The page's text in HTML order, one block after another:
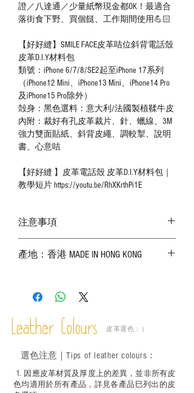
證／八達通／少量紙幣現金都OK！最適合
落街食下野、買個餸、工作期間使用💪🏻
【好好縫】SMILE FACE皮革咭位斜背電話殼
皮革D.I.Y材料包
類號：iPhone 6/7/8/SE2起至iPhone 17系列
（iPhone12 Mini、iPhone13 Mini、iPhone14 Pro
及iPhone15 Pro除外）
殻身：黑色選料：意大利/法國製植鞣牛皮
內附：裁好有孔皮革裁片、針、蠟線、3M
強力雙面貼紙、斜背皮繩、調較掣、說明
書、心意咭
【好好縫 】皮革電話殼 皮革D.I.Y材料包｜
教學短片 https://youtu.be/RhXKrthPi1E
注意事項
實物為準；
－ 植鞣皮革容易受環境、使用程度等產生
成後定期在皮面塗上皮革專用清潔劑及貂
鼠油等；
適合六歲以下兒童使用；六至十二歲兒童
必須由成年人陪同下使用並應小心處理。
產地：香港 MADE IN HONG KONG
Leather Colours 皮革選色：）
1. ​ 因應皮革材質及厚度上的差異，並非所有皮
色均適用於所有產品，詳見各產品巳列出的皮
選色注意｜ Tips of leather colours ：